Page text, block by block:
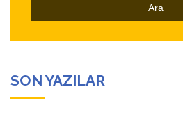
SON YAZILAR